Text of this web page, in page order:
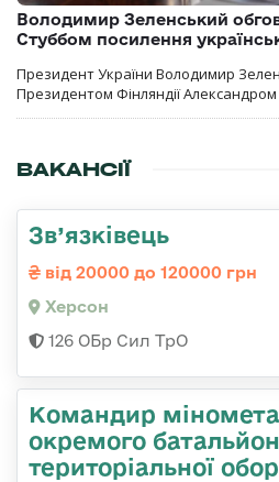
Володимир Зеленський
Стуббом посилення
Президент України Володимир
Президентом Фінляндії
ВАКАНСІЇ
Зв’язківець
від 20000 до 120000 грн
Херсон
126 ОБр Сил ТрО
Командир міномета
окремого
територіальної